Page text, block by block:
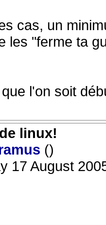
cas, un
les "ferme ta
l'on soit
linux!
()
17 August